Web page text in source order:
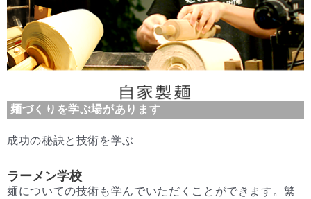
麺づくりを学ぶ場があります
成功の秘訣と技術を学ぶ
ラーメン学校
麺についての技術も学んでいただくことができます。繁